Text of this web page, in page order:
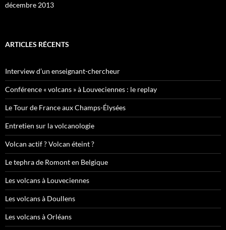
décembre 2013
ARTICLES RÉCENTS
Interview d’un enseignant-chercheur
Conférence « volcans » à Louveciennes : le replay
Le Tour de France aux Champs-Élysées
Entretien sur la volcanologie
Volcan actif ? Volcan éteint ?
Le tephra de Romont en Belgique
Les volcans à Louveciennes
Les volcans à Doullens
Les volcans à Orléans